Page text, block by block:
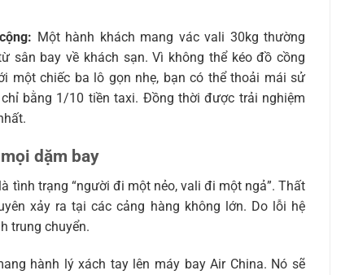
Một hành khách mang vác vali 30kg thường
sân bay về khách sạn. Vì không thể kéo đồ cồng
một chiếc ba lô gọn nhẹ, bạn có thể thoải mái sử
bằng 1/10 tiền taxi. Đồng thời được trải nghiệm
dặm bay
tình trạng “người đi một nẻo, vali đi một ngả”. Thất
xảy ra tại các cảng hàng không lớn. Do lỗi hệ
trung chuyển.
hành lý xách tay lên máy bay Air China. Nó sẽ